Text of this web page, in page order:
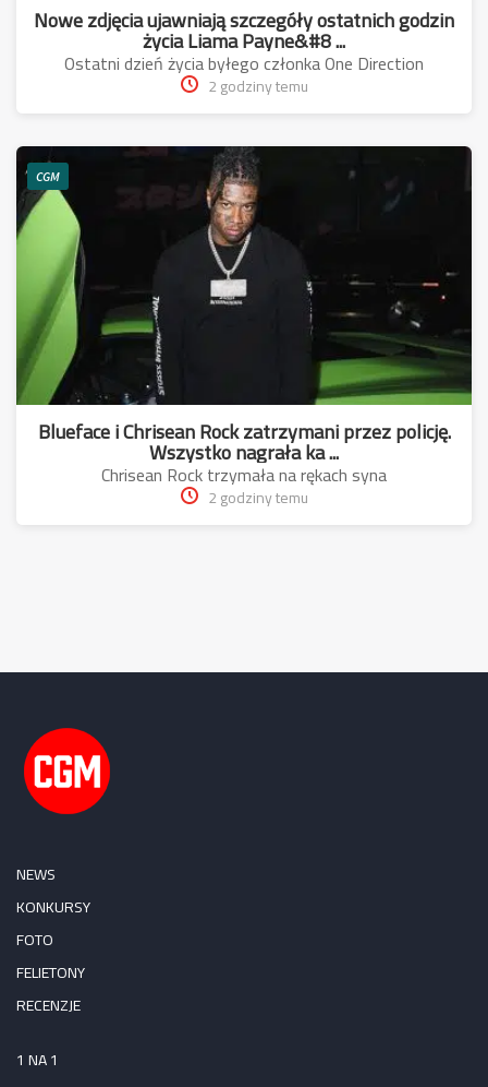
Nowe zdjęcia ujawniają szczegóły ostatnich godzin
życia Liama Payne&#8 ...
Ostatni dzień życia byłego członka One Direction
2 godziny temu
CGM
Blueface i Chrisean Rock zatrzymani przez policję.
Wszystko nagrała ka ...
Chrisean Rock trzymała na rękach syna
2 godziny temu
NEWS
KONKURSY
FOTO
FELIETONY
RECENZJE
1 NA 1